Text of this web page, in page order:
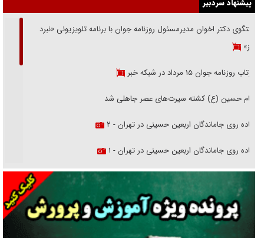
پیشنهاد سردبیر
گفتگوی دکتر اخوان مدیرمسئول روزنامه جوان با برنامه تلویزیونی «نبرد
هرمز»
بازتاب روزنامه جوان ۱۵ مرداد در شبکه خبر
امام حسین (ع) کشته سیرت‌های عصر جاهلی شد
پیاده روی جاماندگان اربعین حسینی در تهران - ۲
پیاده روی جاماندگان اربعین حسینی در تهران - ۱
فریاد‌ها و ناله‌های دوستان مبارزدلم را آتش می‌زد
تغییر رویه دشمن در ترور از شیخ فضل‌الله تا مصباح یزدی
خرید قسطی اولش خنده و آخرش گریه است!